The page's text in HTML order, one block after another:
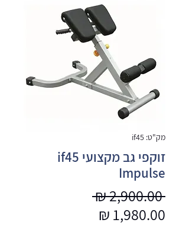
מק"ט: if45
זוקפי גב מקצועי if45
Impulse
‏2,900.00 ‏₪
מחיר